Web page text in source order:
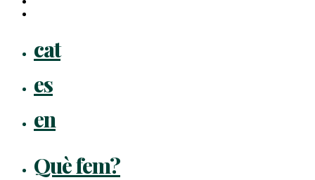
cat
es
en
Què fem?